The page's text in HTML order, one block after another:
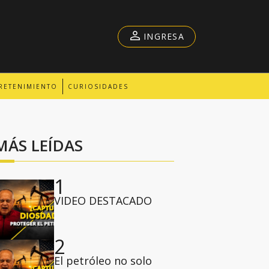
CURIOSIDADES
INGRESA
LEÍDAS
1
VIDEO DESTACADO
2
El petróleo no solo